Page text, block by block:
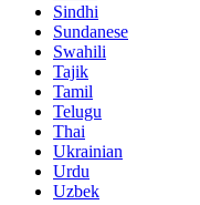
Sindhi
Sundanese
Swahili
Tajik
Tamil
Telugu
Thai
Ukrainian
Urdu
Uzbek